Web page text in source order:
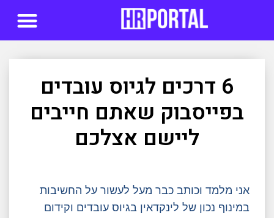
6 דרכים לגיוס עובדים
בפייסבוק שאתם חייבים
ליישם אצלכם
אני מלמד וכותב כבר מעל לעשור על החשיבות
במינוף נכון של לינקדאין בגיוס עובדים וקידום